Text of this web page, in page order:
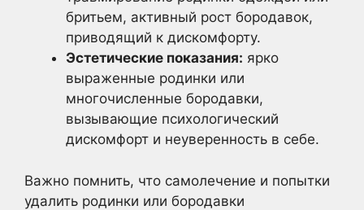
бритьем, активный рост бородавок,
приводящий к дискомфорту.
Эстетические показания: ярко
выраженные родинки или
многочисленные бородавки,
вызывающие психологический
дискомфорт и неуверенность в себе.
Важно помнить, что самолечение и попытки
удалить родинки или бородавки